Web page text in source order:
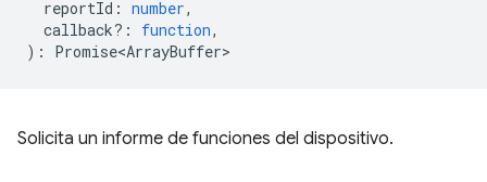
reportId : number,
callback? : function,
) : Promise<ArrayBuffer>
Solicita un informe de funciones del dispositivo.